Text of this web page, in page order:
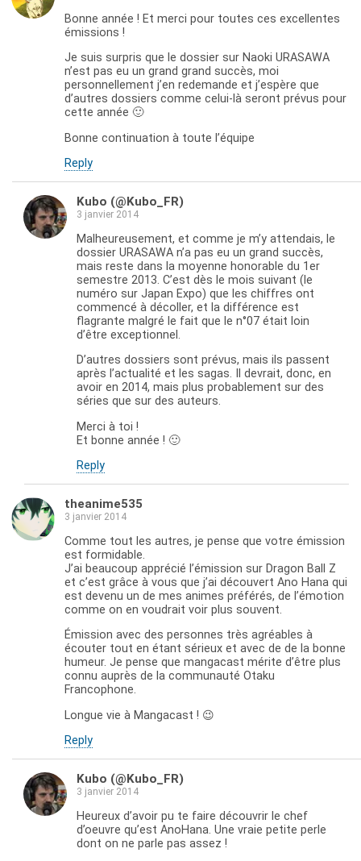
Bonne année ! Et merci pour toutes ces excellentes
émissions !
Je suis surpris que le dossier sur Naoki URASAWA
n’est pas eu un grand grand succès, moi
personnellement j’en redemande et j’espère que
d’autres dossiers comme celui-là seront prévus pour
cette année 🙂
Bonne continuation à toute l’équipe
Reply
Kubo (@Kubo_FR)
3 janvier 2014
Malheureusement, et comme je m’y attendais, le
dossier URASAWA n’a pas eu un grand succès,
mais reste dans la moyenne honorable du 1er
semestre 2013. C’est dès le mois suivant (le
numéro sur Japan Expo) que les chiffres ont
commencé à décoller, et la différence est
flagrante malgré le fait que le n°07 était loin
d’être exceptionnel.
D’autres dossiers sont prévus, mais ils passent
après l’actualité et les sagas. Il devrait, donc, en
avoir en 2014, mais plus probablement sur des
séries que sur des auteurs.
Merci à toi !
Et bonne année ! 🙂
Reply
theanime535
3 janvier 2014
Comme tout les autres, je pense que votre émission
est formidable.
J’ai beaucoup apprécié l’émission sur Dragon Ball Z
et c’est grâce à vous que j’ai découvert Ano Hana qui
est devenu un de mes animes préférés, de l’émotion
comme on en voudrait voir plus souvent.
Émission avec des personnes très agréables à
écouter tout en étant sérieux et avec de de la bonne
humeur. Je pense que mangacast mérite d’être plus
connu auprès de la communauté Otaku
Francophone.
Longue vie à Mangacast ! 😉
Reply
Kubo (@Kubo_FR)
3 janvier 2014
Heureux d’avoir pu te faire découvrir le chef
d’oeuvre qu’est AnoHana. Une vraie petite perle
dont on ne parle pas assez !